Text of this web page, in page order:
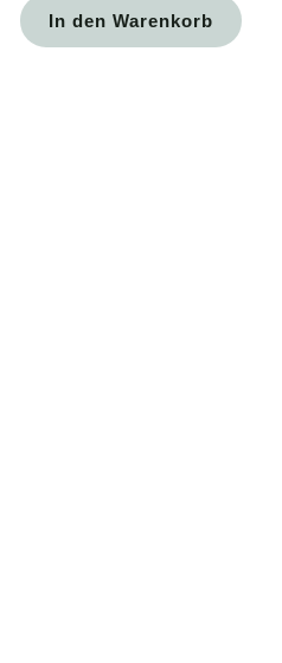
In den Warenkorb